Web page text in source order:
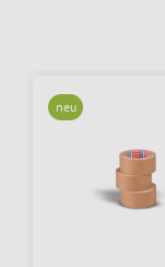
neu